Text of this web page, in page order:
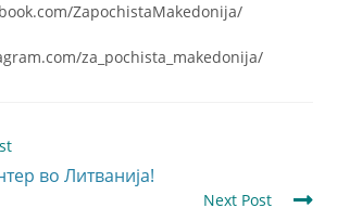
ZapochistaMakedonija/
za_pochista_makedonija/
во Литванија!
Next Post